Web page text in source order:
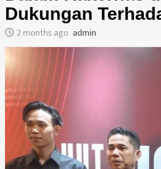
Dukungan
2 months ago admin